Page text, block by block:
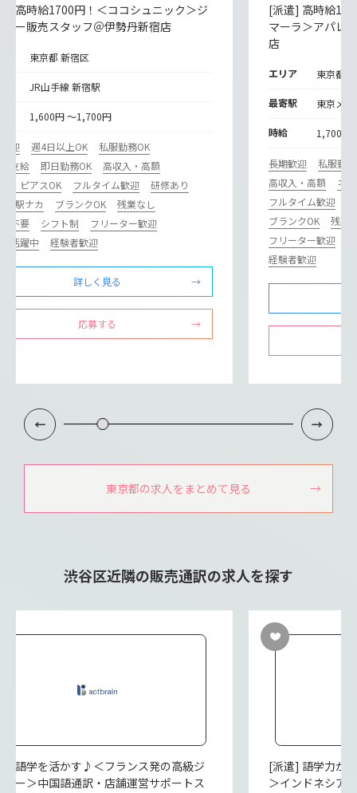
] 高時給1700円！＜ココシュニック＞ジ
リー販売スタッフ＠伊勢丹新宿店
東京都 新宿区
JR山手線 新宿駅
1,600円 ～1,700円
迎 週4日以上OK
私服勤務OK
支給
即日勤務OK
高収入・高額
・ピアスOK
フルタイム歓迎
研修あり
･駅ナカ
ブランクOK
残業なし
不要
シフト制
フリーター歓迎
活躍中
経験者歓迎
詳しく見る
応募する
[派遣] 高時給
マーラ＞アパレ
店
エリア 東京都
最寄駅 東京メ
時給 1,700円
長期歓迎
私服勤
高収入・高額
ネ
フルタイム歓迎
ブランクOK
残業
フリーター歓迎
経験者歓迎
東京都の求人をまとめて見る
渋谷区近隣の販売通訳の求人を探す
] 語学を活かす♪＜フランス発の高級ジ
リー＞中国語通訳・店舗運営サポートス
[派遣] 語学力が
＞インドネシア